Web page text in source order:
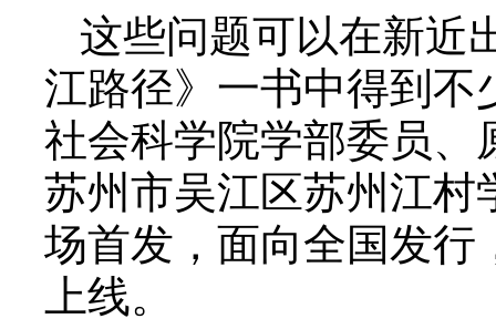
这些问题可以在新近
江路径》一书中得到
社会科学院学部委员
苏州市吴江区苏州江
场首发，面向全国发
上线。